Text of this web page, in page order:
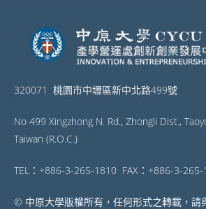
320071 桃園市中壢區新中北路499號
No 499 Xingzhong N. Rd., Zhongli Dist.,
Taiwan (R.O.C.)
TEL：+886-3-265-1810 FAX：+886-3-265-
© 中原大學版權所有，任何形式之轉載，請